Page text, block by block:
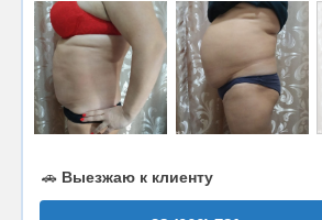
🚗 Выезжаю к клиенту